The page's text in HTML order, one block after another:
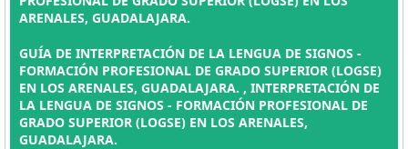
ARENALES, GUADALAJARA.
GUÍA DE INTERPRETACIÓN DE LA LENGUA DE SIGNOS -
FORMACIÓN PROFESIONAL DE GRADO SUPERIOR (LOGSE)
EN LOS ARENALES, GUADALAJARA. , INTERPRETACIÓN DE
LA LENGUA DE SIGNOS - FORMACIÓN PROFESIONAL DE
GRADO SUPERIOR (LOGSE) EN LOS ARENALES,
GUADALAJARA.